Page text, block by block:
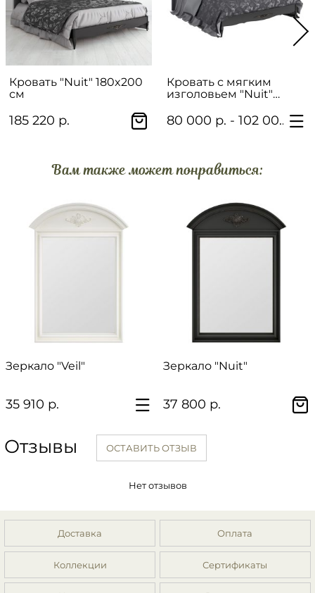
Кровать "Nuit" 180x200
см
185 220 р.
Кровать с мягким
изголовьем "Nuit"
80 000 р. - 102 000 р.
Вам также может понравиться:
Зеркало "Veil"
35 910 р.
Зеркало "Nuit"
37 800 р.
Отзывы ОСТАВИТЬ ОТЗЫВ
Нет отзывов
Доставка Оплата
Коллекции Сертификаты